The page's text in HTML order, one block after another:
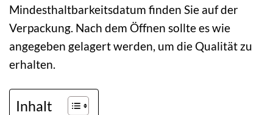
Mindesthaltbarkeitsdatum finden Sie auf der
Verpackung. Nach dem Öffnen sollte es wie
angegeben gelagert werden, um die Qualität zu
erhalten.
Inhalt